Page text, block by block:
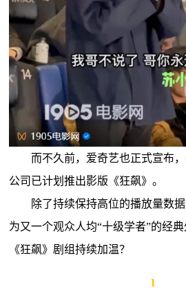
而不久前，爱奇艺也正式宣布
公司已计划推出影版《狂飙》。
除了持续保持高位的播放量数
为又一个观众人均“十级学者”的经
《狂飙》剧组持续加温？
1